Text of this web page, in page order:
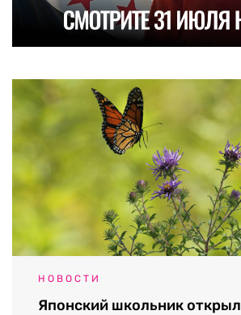
НОВОСТИ
Японский школьник открыл